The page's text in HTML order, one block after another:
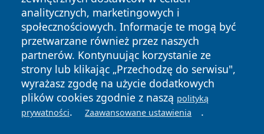
analitycznych, marketingowych i
społecznościowych. Informacje te mogą być
przetwarzane również przez naszych
partnerów. Kontynuując korzystanie ze
strony lub klikając „Przechodzę do serwisu",
wyrażasz zgodę na użycie dodatkowych
plików cookies zgodnie z naszą polityką
prywatności. Zaawansowane ustawienia .
Copyright © 2026 24slupsk.pl Wszystkie prawa zastrzeżone.
News Autorzy
Polityka
Prywatności
Polityka
Cookies